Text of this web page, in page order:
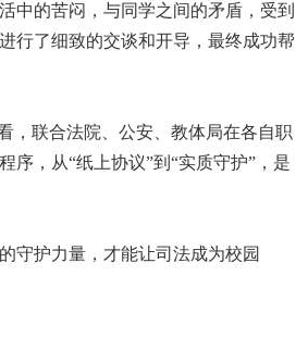
中的苦闷，与同学之间的矛盾，受到
行了细致的交谈和开导，最终成功帮
联合法院、公安、教体局在各自职
，从“纸上协议”到“实质守护”，是
护力量，才能让司法成为校园